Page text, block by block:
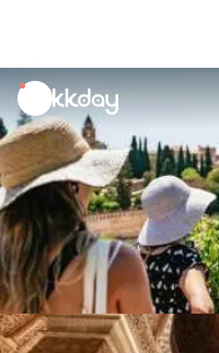
unread
notifications